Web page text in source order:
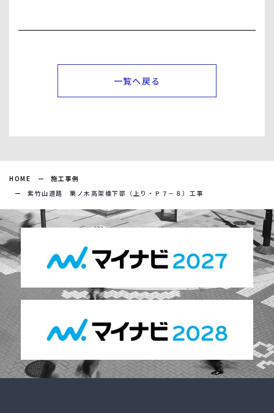
一覧へ戻る
HOME
施工事例
紫竹山道路 栗ノ木高架橋下部（上り・Ｐ７－８）工事